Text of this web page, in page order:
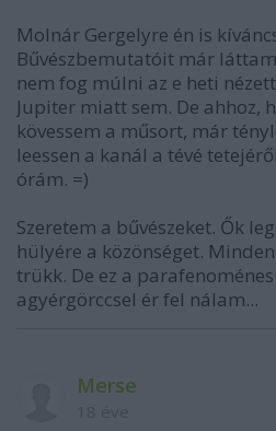
Molnár Gergelyre én is
Bűvészbemutatóit már
nem fog múlni az e heti
Jupiter miatt sem. De ahhoz,
kövessem a műsort, már
leessen a kanál a tévé
órám. =)
Szeretem a bűvészeket. Ők
hülyére a közönséget.
trükk. De ez a
agyérgörccsel ér fel nálam...
Merse